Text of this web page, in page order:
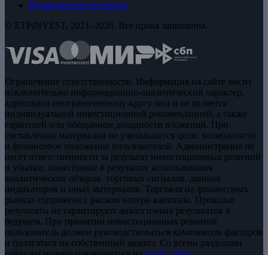
Редакционная политика
© ETPINVEST, 2021–2026. Все права защищены.
Ограничение ответственности. Информация на сайте носит
исключительно информационно-аналитический характер,
адресована неограниченному кругу лиц и не является
индивидуальной инвестиционной рекомендацией, а также
гарантией или обещанием доходности вложений. При
составлении материалов не учитываются цели, возможности
и финансовое положение пользователей. Администрация не
несёт ответственности за результат инвестиционных решений
и убытки, понесённые в результате использования
аналитических обзоров, торговых сигналов, данных
индикаторов и иных материалов. Торговля на финансовых
рынках сопряжена с риском потери капитала. Прошлые
результаты не гарантируют аналогичных результатов в
будущем. При принятии инвестиционных решений
пользователь должен руководствоваться комплексом факторов
и полагаться на собственный анализ. Со всеми разделами